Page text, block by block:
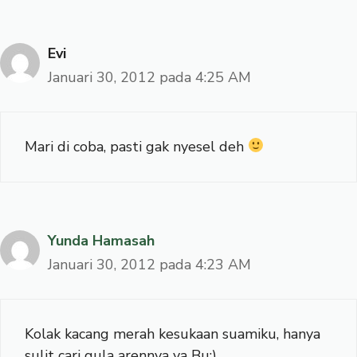
Evi
Januari 30, 2012 pada 4:25 AM
Mari di coba, pasti gak nyesel deh
Yunda Hamasah
Januari 30, 2012 pada 4:23 AM
Kolak kacang merah kesukaan suamiku, hanya